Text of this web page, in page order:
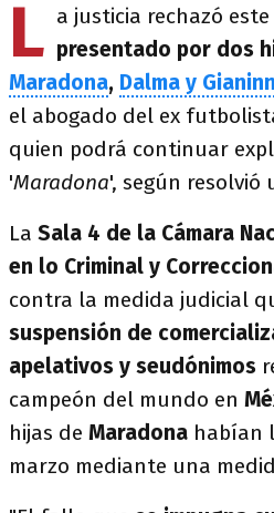
L a justicia rechazó este
presentado por dos
Maradona, Dalma y
el abogado del ex
quien podrá continuar
'Maradona', según
La Sala 4 de la Cámara
en lo Criminal y
contra la medida judicial
suspensión de
apelativos y seudónimos
campeón del mundo en
hijas de Maradona habían
marzo mediante una